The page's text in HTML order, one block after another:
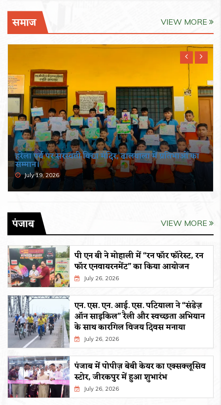
समाज VIEW MORE
हरेला पर्व पर सरस्वती विद्या मंदिर, ढालवाला में प्रतिभाओं का
सम्मान।
July 19, 2026
पंजाब VIEW MORE
पी एन बी ने मोहाली में “रन फॉर फॉरेस्ट, रन
फॉर एनवायरनमेंट” का किया आयोजन
July 26, 2026
एन. एस. एन. आई. एस. पटियाला ने “संडेज़
ऑन साइकिल” रैली और स्वच्छता अभियान
के साथ कारगिल विजय दिवस मनाया
July 26, 2026
पंजाब में पोपीज़ बेबी केयर का एक्सक्लूसिव
स्टोर, जीरकपुर में हुआ शुभारंभ
July 26, 2026